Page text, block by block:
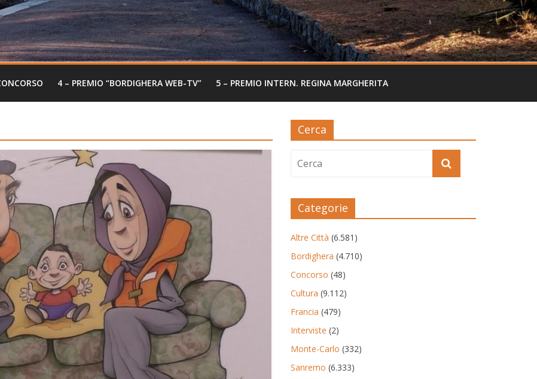
4 – PREMIO “BORDIGHERA WEB-TV” 5 – PREMIO INTERN. REGINA MARGHERITA
Cerca
Categorie
Altre Città (6.581)
Bordighera (4.710)
Concorso (48)
Cultura (9.112)
Francia (479)
Interviste (2)
Monte-Carlo (332)
Sanremo (6.333)